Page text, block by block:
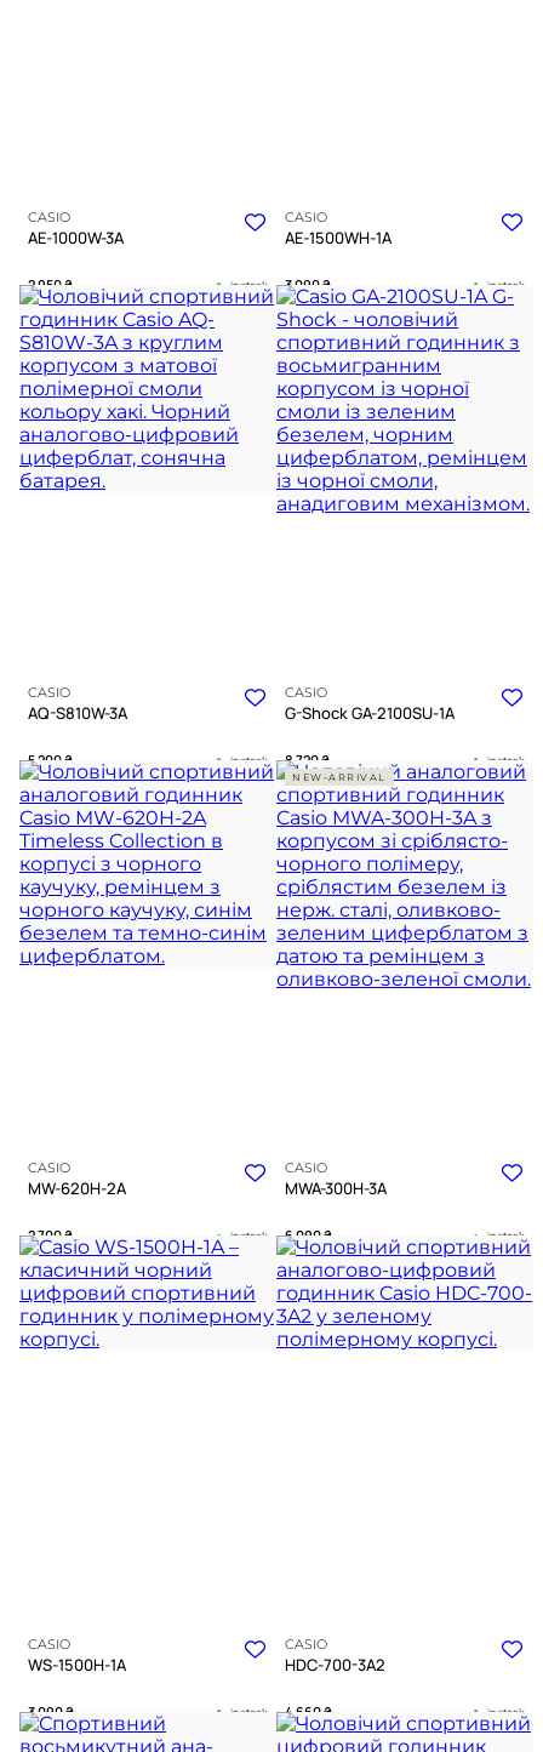
CASIO
AE-1000W-3A
2 950₴ in stock
Весь світ на зап’ясті у захисному
кольорі
TIMELESS COLLECTION
CASIO
AE-1500WH-1A
3 090₴ in stock
Матовий чорний панцир із
безкомпромісним спортивним
характером
TIMELESS COLLECTION
CASIO
AQ-S810W-3A
5 200₴ in stock
Енергія сонця у матовому корпусі
кольору мілітарі
TIMELESS COLLECTION
CASIO
G-Shock GA-2100SU-1A
8 720₴ in stock
Сувора геометрія карбону з
прихованим тактичним духом
G-SHOCK COLLECTION
CASIO
MW-620H-2A
2 700₴ in stock
Енергія нічного шторму в
надійному матовому корпусі
TIMELESS COLLECTION
NEW-ARRIVAL
CASIO
MWA-300H-3A
6 090₴ in stock
Глибокий оливковий відтінок у
міцних обіймах сталі
TIMELESS COLLECTION
CASIO
WS-1500H-1A
3 090₴ in stock
CASIO
HDC-700-3A2
4 660₴ in stock